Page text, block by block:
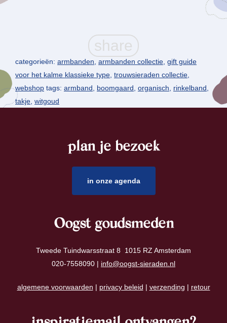
categorieën: armbanden armbanden collectie gift guide
voor het kalme klassieke type trouwsieraden collectie
webshop tags: armband boomgaard organisch rinkelband
takje witgoud
plan je bezoek
in onze agenda
Oogst goudsmeden
Tweede Tuindwarsstraat 8 1015 RZ Amsterdam
020-7558090 | info@oogst-sieraden.nl
algemene voorwaarden | privacy beleid | verzending | retour